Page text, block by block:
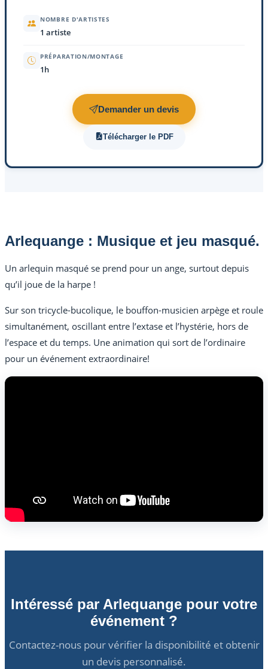
NOMBRE D'ARTISTES
1 artiste
PRÉPARATION/MONTAGE
1h
Demander un devis
Télécharger le PDF
Arlequange : Musique et jeu masqué.
Un arlequin masqué se prend pour un ange, surtout depuis
qu’il joue de la harpe !
Sur son tricycle-bucolique, le bouffon-musicien arpège et roule
simultanément, oscillant entre l’extase et l’hystérie, hors de
l’espace et du temps. Une animation qui sort de l’ordinaire
pour un événement extraordinaire!
Intéressé par Arlequange pour votre
événement ?
Contactez-nous pour vérifier la disponibilité et obtenir
un devis personnalisé.